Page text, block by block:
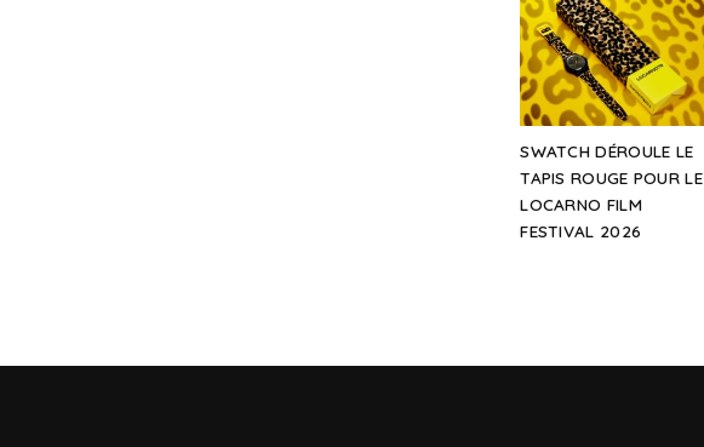
SWATCH DÉROULE LE
TAPIS ROUGE POUR LE
LOCARNO FILM
FESTIVAL 2026